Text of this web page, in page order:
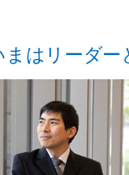
はリーダー